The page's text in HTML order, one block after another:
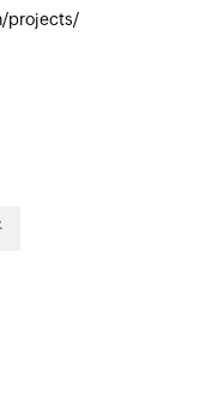
projects/